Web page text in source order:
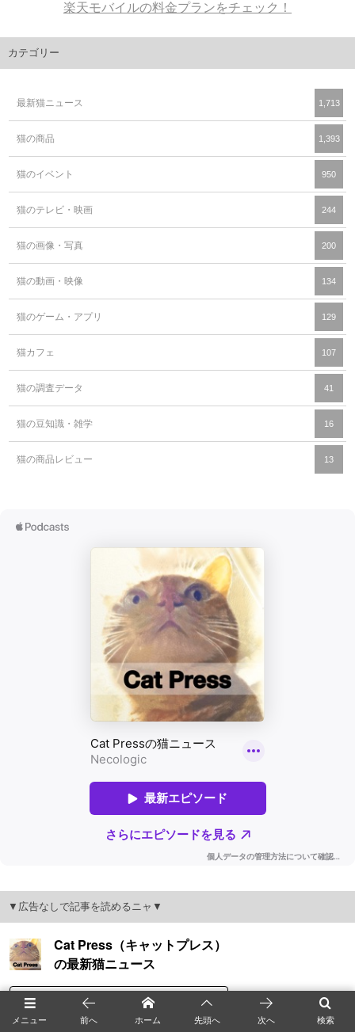
楽天モバイルの料金プランをチェック！
カテゴリー
最新猫ニュース 1,713
猫の商品 1,393
猫のイベント 950
猫のテレビ・映画 244
猫の画像・写真 200
猫の動画・映像 134
猫のゲーム・アプリ 129
猫カフェ 107
猫の調査データ 41
猫の豆知識・雑学 16
猫の商品レビュー 13
▼広告なしで記事を読めるニャ▼
メニュー 検索
前へ ホーム 先頭へ 次へ